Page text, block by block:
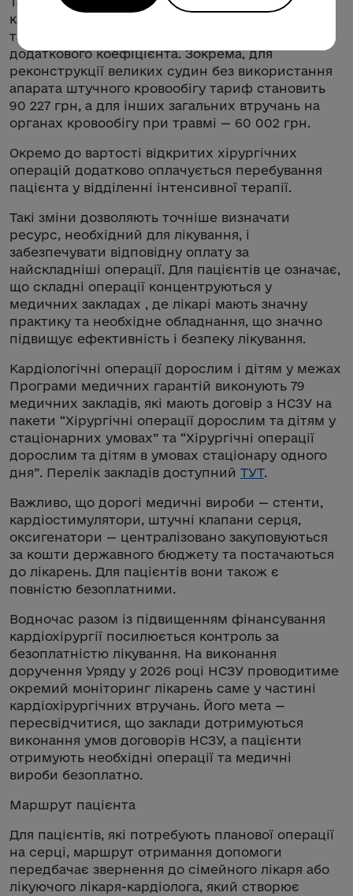
кардіохірургічних втручань запроваджено
тариф з урахуванням травматичного
додаткового коефіцієнта. Зокрема, для
реконструкції великих судин без використання
апарата штучного кровообігу тариф становить
90 227 грн, а для інших загальних втручань на
органах кровообігу при травмі — 60 002 грн.
Окремо до вартості відкритих хірургічних
операцій додатково оплачується перебування
пацієнта у відділенні інтенсивної терапії.
Такі зміни дозволяють точніше визначати
ресурс, необхідний для лікування, і
забезпечувати відповідну оплату за
найскладніші операції. Для пацієнтів це означає,
що складні операції концентруються у
медичних закладах , де лікарі мають значну
практику та необхідне обладнання, що значно
підвищує ефективність і безпеку лікування.
Кардіологічні операції дорослим і дітям у межах
Програми медичних гарантій виконують 79
медичних закладів, які мають договір з НСЗУ на
пакети “Хірургічні операції дорослим та дітям у
стаціонарних умовах” та “Хірургічні операції
дорослим та дітям в умовах стаціонару одного
дня”. Перелік закладів доступний ТУТ.
Важливо, що дорогі медичні вироби — стенти,
кардіостимулятори, штучні клапани серця,
оксигенатори — централізовано закуповуються
за кошти державного бюджету та постачаються
до лікарень. Для пацієнтів вони також є
повністю безоплатними.
Водночас разом із підвищенням фінансування
кардіохірургії посилюється контроль за
безоплатністю лікування. На виконання
доручення Уряду у 2026 році НСЗУ проводитиме
окремий моніторинг лікарень саме у частині
кардіохірургічних втручань. Його мета —
пересвідчитися, що заклади дотримуються
виконання умов договорів НСЗУ, а пацієнти
отримують необхідні операції та медичні
вироби безоплатно.
Маршрут пацієнта
Для пацієнтів, які потребують планової операції
на серці, маршрут отримання допомоги
передбачає звернення до сімейного лікаря або
лікуючого лікаря-кардіолога, який створює